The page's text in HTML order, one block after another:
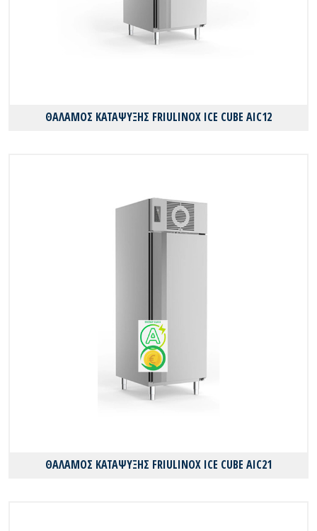
ΘΑΛΑΜΟΣ ΚΑΤΑΨΥΞΗΣ FRIULINOX ICE CUBE AIC12
ΘΑΛΑΜΟΣ ΚΑΤΑΨΥΞΗΣ FRIULINOX ICE CUBE AIC21